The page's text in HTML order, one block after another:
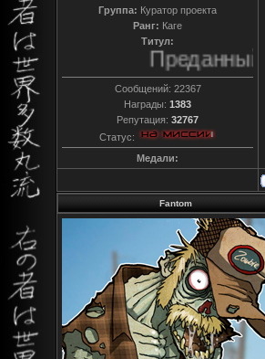
Группа: Куратор проекта
Ранг: Каге
Титул:
Преданный
Сообщений: 22367
Награды: 1383
Репутация: 32767
Статус:
Медали:
Fantom